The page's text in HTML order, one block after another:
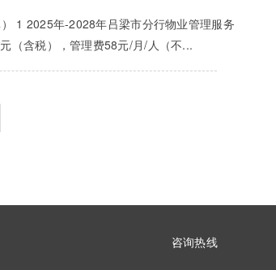
1 2025年-2028年吕梁市分行物业管理服务
（含税），管理费58元/月/人（不...
咨询热线